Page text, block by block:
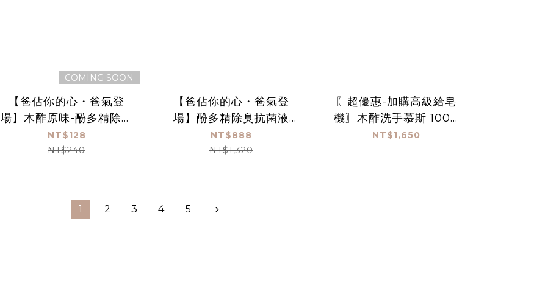
COMING SOON
【爸佔你的心・爸氣登
場】木酢原味-酚多精除臭
抗菌液 1000 mL(贈空瓶)
NT$128
NT$240
【爸佔你的心・爸氣登
場】酚多精除臭抗菌液
4900 mL雙入組+贈空瓶
*1
NT$888
NT$1,320
〖超優惠-加購高級給皂
機〗木酢洗手慕斯 1000
mL*3(贈高機給皂機)
NT$1,650
1 2 3 4 5